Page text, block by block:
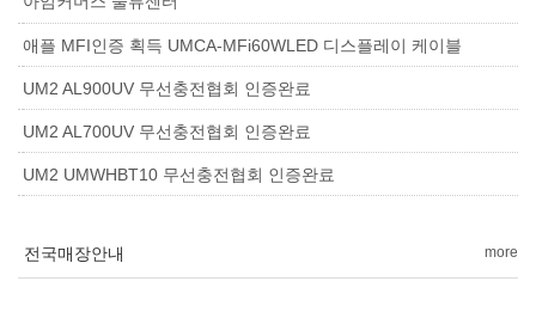
애플 MFI인증 획득 UMCA-MFi60WLED 디스플레이 케이블
UM2 AL900UV 무선충전협회 인증완료
UM2 AL700UV 무선충전협회 인증완료
UM2 UMWHBT10 무선충전협회 인증완료
전국매장안내 more